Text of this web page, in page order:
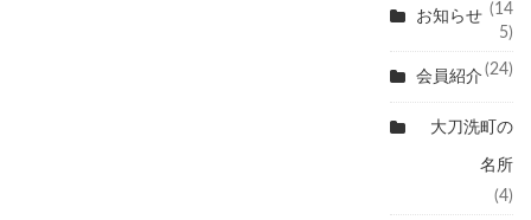
お知らせ (14
5)
会員紹介 (24)
大刀洗町の
名所
(4)